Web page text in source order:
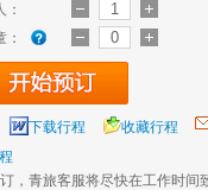
：
：
下载行程 收藏行程
，青旅客服将尽快在工作时间